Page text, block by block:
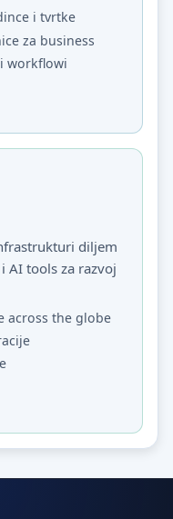
i tvrtke
za business
workflowi
diljem
AI tools za razvoj
across the globe